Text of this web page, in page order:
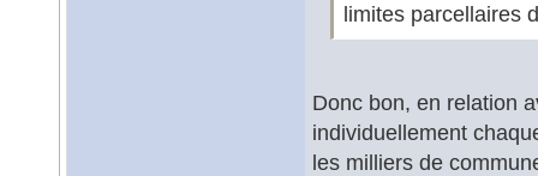
limites parcellaires
Donc bon, en relation
individuellement
les milliers de